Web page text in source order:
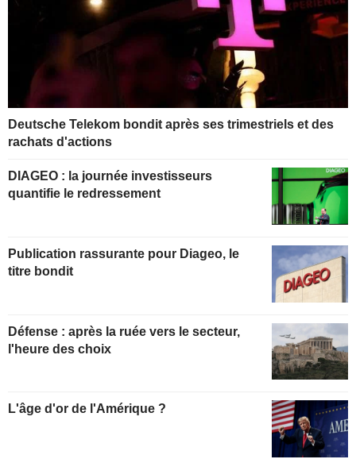
Deutsche Telekom bondit après ses trimestriels et des
rachats d'actions
DIAGEO : la journée investisseurs
quantifie le redressement
Publication rassurante pour Diageo, le
titre bondit
Défense : après la ruée vers le secteur,
l'heure des choix
L'âge d'or de l'Amérique ?